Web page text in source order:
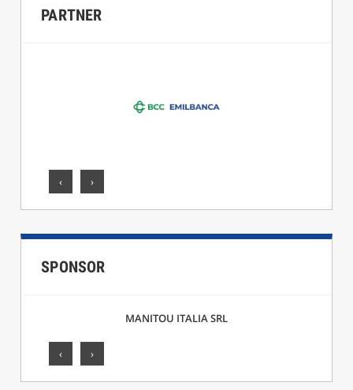
PARTNER
‹ ›
SPONSOR
MANITOU ITALIA SRL
‹ ›